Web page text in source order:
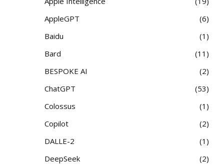
AppleGPT
6
Baidu
1
Bard
11
BESPOKE AI
2
ChatGPT
53
Colossus
1
Copilot
2
DALLE-2
1
DeepSeek
2